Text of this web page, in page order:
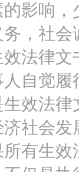
影响
，社
法律
自觉
效法
社会
有生